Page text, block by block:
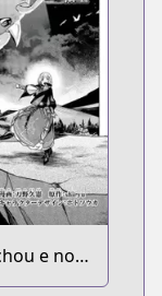
e no
Dragon